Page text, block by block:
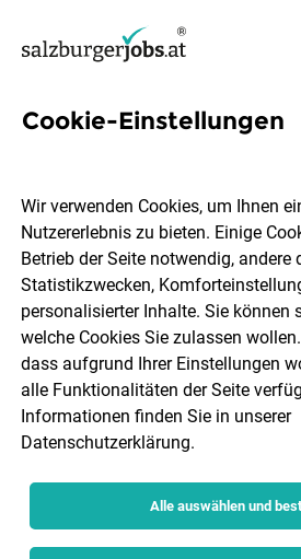
Koch / Köchin (m/
Hotel-Restaurant Kaiserhof
Anif-Salzburg Vollzeit
Cookie-Einstellungen
Wir verwenden Cookies, um Ihnen
Nutzererlebnis zu bieten. Einige
Betrieb der Seite notwendig, andere
Statistikzwecken,
personalisierter Inhalte. Sie können
welche Cookies Sie zulassen
dass aufgrund Ihrer Einstellungen
alle Funktionalitäten der Seite
Informationen finden Sie in unserer
Datenschutzerklärung.
Alle auswählen und